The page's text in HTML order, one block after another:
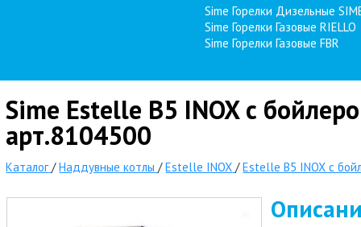
Sime Горелки Дизельные
Sime Горелки Газовые RIELLO
Sime Горелки Газовые FBR
Sime Estelle B5 INOX с
арт.8104500
Каталог /Наддувные котлы /Estelle INOX /Estelle B5 INOX с